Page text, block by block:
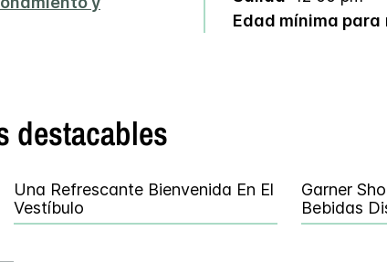
Edad mínima para
destacables
Una Refrescante Bienvenida En El
Vestíbulo
Garner
Bebidas